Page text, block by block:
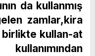
da kullanmış
zamlar,kira
birlikte kullan-at